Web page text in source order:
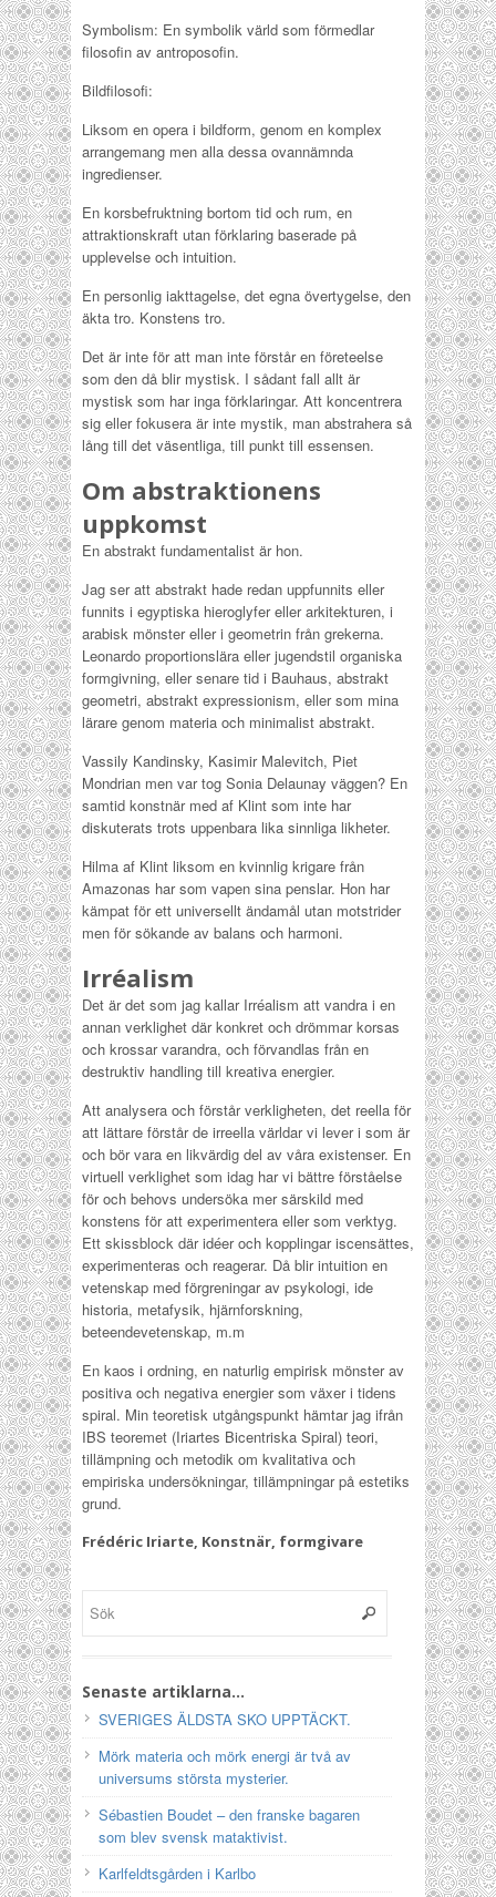
Symbolism: En symbolik värld som förmedlar
filosofin av antroposofin.
Bildfilosofi:
Liksom en opera i bildform, genom en komplex
arrangemang men alla dessa ovannämnda
ingredienser.
En korsbefruktning bortom tid och rum, en
attraktionskraft utan förklaring baserade på
upplevelse och intuition.
En personlig iakttagelse, det egna övertygelse, den
äkta tro. Konstens tro.
Det är inte för att man inte förstår en företeelse
som den då blir mystisk. I sådant fall allt är
mystisk som har inga förklaringar. Att koncentrera
sig eller fokusera är inte mystik, man abstrahera så
lång till det väsentliga, till punkt till essensen.
Om abstraktionens
uppkomst
En abstrakt fundamentalist är hon.
Jag ser att abstrakt hade redan uppfunnits eller
funnits i egyptiska hieroglyfer eller arkitekturen, i
arabisk mönster eller i geometrin från grekerna.
Leonardo proportionslära eller jugendstil organiska
formgivning, eller senare tid i Bauhaus, abstrakt
geometri, abstrakt expressionism, eller som mina
lärare genom materia och minimalist abstrakt.
Vassily Kandinsky, Kasimir Malevitch, Piet
Mondrian men var tog Sonia Delaunay väggen? En
samtid konstnär med af Klint som inte har
diskuterats trots uppenbara lika sinnliga likheter.
Hilma af Klint liksom en kvinnlig krigare från
Amazonas har som vapen sina penslar. Hon har
kämpat för ett universellt ändamål utan motstrider
men för sökande av balans och harmoni.
Irréalism
Det är det som jag kallar Irréalism att vandra i en
annan verklighet där konkret och drömmar korsas
och krossar varandra, och förvandlas från en
destruktiv handling till kreativa energier.
Att analysera och förstår verkligheten, det reella för
att lättare förstår de irreella världar vi lever i som är
och bör vara en likvärdig del av våra existenser. En
virtuell verklighet som idag har vi bättre förståelse
för och behovs undersöka mer särskild med
konstens för att experimentera eller som verktyg.
Ett skissblock där idéer och kopplingar iscensättes,
experimenteras och reagerar. Då blir intuition en
vetenskap med förgreningar av psykologi, ide
historia, metafysik, hjärnforskning,
beteendevetenskap, m.m
En kaos i ordning, en naturlig empirisk mönster av
positiva och negativa energier som växer i tidens
spiral. Min teoretisk utgångspunkt hämtar jag ifrån
IBS teoremet (Iriartes Bicentriska Spiral) teori,
tillämpning och metodik om kvalitativa och
empiriska undersökningar, tillämpningar på estetiks
grund.
Frédéric Iriarte, Konstnär, formgivare
Senaste artiklarna…
SVERIGES ÄLDSTA SKO UPPTÄCKT.
Mörk materia och mörk energi är två av
universums största mysterier.
Sébastien Boudet – den franske bagaren
som blev svensk mataktivist.
Karlfeldtsgården i Karlbo